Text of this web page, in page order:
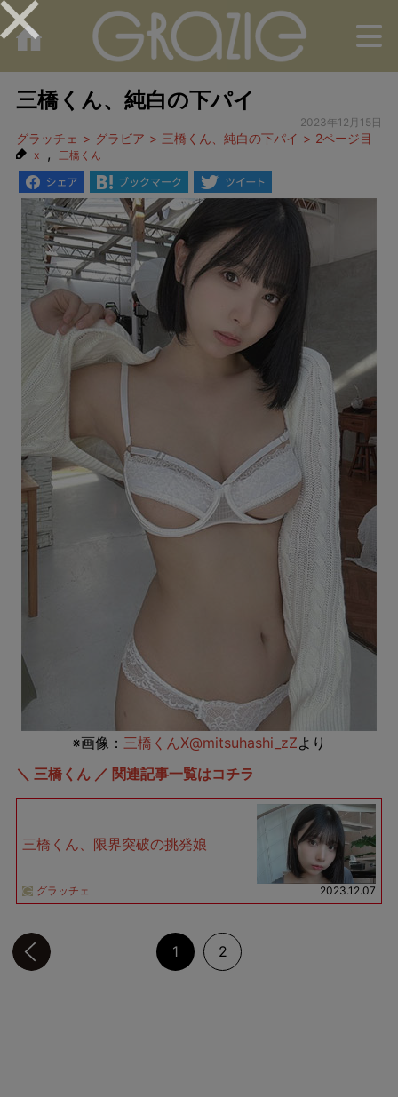
三橋くん、純白の下パイ
2023年12月15日
グラッチェ グラビア 三橋くん、純白の下パイ 2ページ目
x , 三橋くん
※画像： 三橋くんX@mitsuhashi_zZより
＼ 三橋くん ／ 関連記事一覧はコチラ
三橋くん、限界突破の挑発娘
グラッチェ 2023.12.07
1 2